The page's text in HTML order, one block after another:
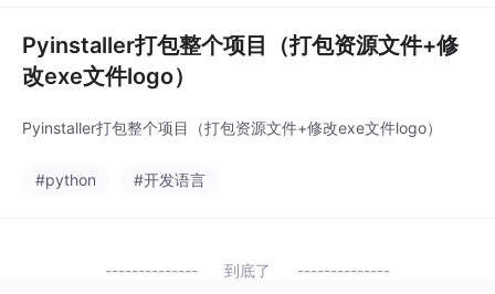
Pyinstaller打包整个项目（打包资源文件+修
改exe文件logo）
Pyinstaller打包整个项目（打包资源文件+修改exe文件logo）
#python #开发语言
到底了